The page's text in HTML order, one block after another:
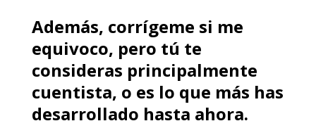
Además, corrígeme si me
equivoco, pero tú te
consideras principalmente
cuentista, o es lo que más has
desarrollado hasta ahora.